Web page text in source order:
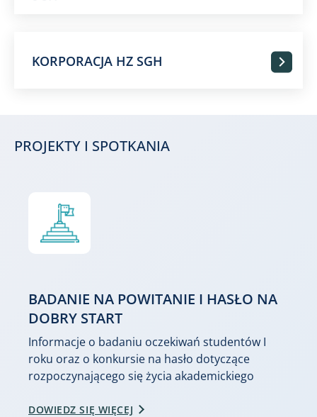
KORPORACJA HZ SGH
PROJEKTY I SPOTKANIA
BADANIE NA POWITANIE I HASŁO NA
DOBRY START
Informacje o badaniu oczekiwań studentów I
roku oraz o konkursie na hasło dotyczące
rozpoczynającego się życia akademickiego
DOWIEDZ SIĘ WIĘCEJ